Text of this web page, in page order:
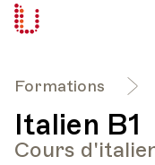
Formations
Italien B1
Cours